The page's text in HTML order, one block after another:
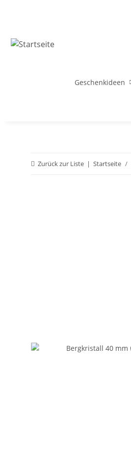
Geschenkideen
Zurück zur Liste Startseite